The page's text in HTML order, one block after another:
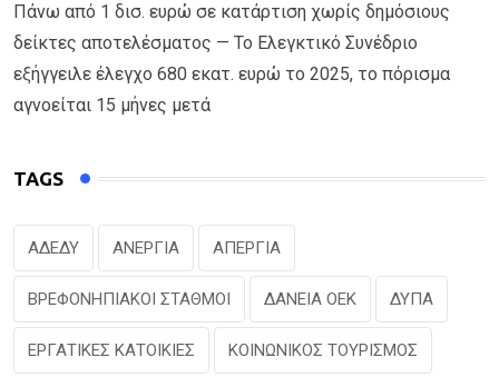
Πάνω από 1 δισ. ευρώ σε κατάρτιση χωρίς δημόσιους
δείκτες αποτελέσματος — Το Ελεγκτικό Συνέδριο
εξήγγειλε έλεγχο 680 εκατ. ευρώ το 2025, το πόρισμα
αγνοείται 15 μήνες μετά
TAGS
ΑΔΕΔΥ ΑΝΕΡΓΙΑ ΑΠΕΡΓΙΑ
ΒΡΕΦΟΝΗΠΙΑΚΟΙ ΣΤΑΘΜΟΙ ΔΑΝΕΙΑ ΟΕΚ ΔΥΠΑ
ΕΡΓΑΤΙΚΕΣ ΚΑΤΟΙΚΙΕΣ ΚΟΙΝΩΝΙΚΟΣ ΤΟΥΡΙΣΜΟΣ